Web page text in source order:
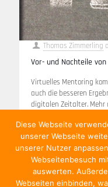
Thomas Zimmerling
Vor- und Nachteile
Virtuelles Mentoring
auch die besseren
digitalen Zeitalter. Mehr
Diese Webseite
unserer Webseite
unserer Nutzer
Webseitenbesuch
auswerten.
Webseiten einbinden,